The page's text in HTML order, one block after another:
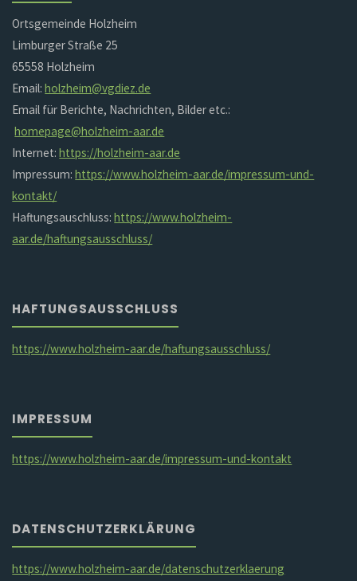
Ortsgemeinde Holzheim
Limburger Straße 25
65558 Holzheim
Email:holzheim@vgdiez.de
Email für Berichte, Nachrichten, Bilder etc.:
homepage@holzheim-aar.de
Internet:https://holzheim-aar.de
Impressum:https://www.holzheim-aar.de/impressum-und-
kontakt/
Haftungsauschluss:https://www.holzheim-
aar.de/haftungsausschluss/
HAFTUNGSAUSSCHLUSS
https://www.holzheim-aar.de/haftungsausschluss/
IMPRESSUM
https://www.holzheim-aar.de/impressum-und-kontakt
DATENSCHUTZERKLÄRUNG
https://www.holzheim-aar.de/datenschutzerklaerung